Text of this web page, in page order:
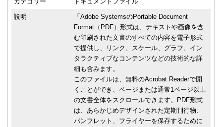
説明
「Adobe SystemsのPortable Document
Format（PDF）形式は、テキストや画像を含
む印刷された文書のすべての内容を電子形式
で提供し、リンク、スケール、グラフ、イン
タラクティブなコンテンツなどの技術的な詳
細も含みます。
このファイルは、無料のAcrobat Readerで開
くことができ、ページまたは通常1ページ以上
の文書全体をスクロールできます。PDF形式
は、あらかじめデザインされた定期刊行物、
パンフレット、フライヤーを保存するために